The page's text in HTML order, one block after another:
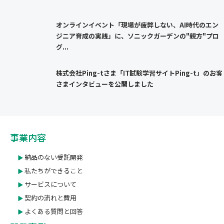
オンラインイベント「現場が疲弊しない、AI時代のエン
ジニア育成の実践」に、ソニックガーデンの"親方"プロ
グ...
株式会社Ping-tさま「IT試験学習サイトPing-t」のお客
さまインタビューを公開しました
事業内容
納品のない受託開発
私たちができること
サービスについて
契約の流れと費用
よくある質問と回答